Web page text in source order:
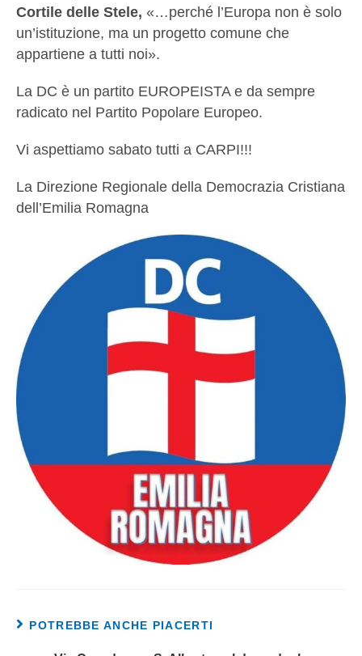
Cortile delle Stele, «…perché l’Europa non è solo
un’istituzione, ma un progetto comune che
appartiene a tutti noi».
La DC è un partito EUROPEISTA e da sempre
radicato nel Partito Popolare Europeo.
Vi aspettiamo sabato tutti a CARPI!!!
La Direzione Regionale della Democrazia Cristiana
dell’Emilia Romagna
POTREBBE ANCHE PIACERTI